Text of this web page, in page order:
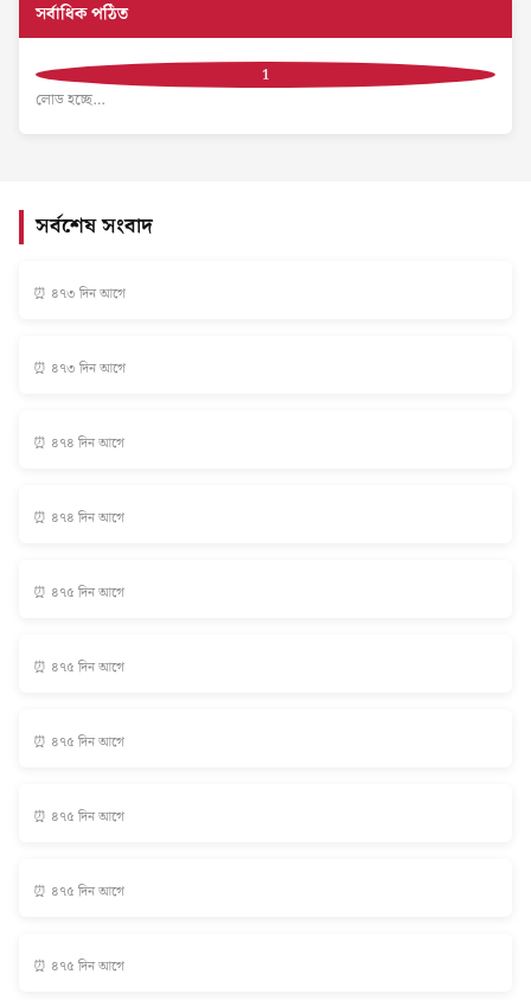
সর্বাধিক পঠিত
লোড হচ্ছে…
সর্বশেষ সংবাদ
⏰ ৪৭৩ দিন আগে
⏰ ৪৭৩ দিন আগে
⏰ ৪৭৪ দিন আগে
⏰ ৪৭৪ দিন আগে
⏰ ৪৭৫ দিন আগে
⏰ ৪৭৫ দিন আগে
⏰ ৪৭৫ দিন আগে
⏰ ৪৭৫ দিন আগে
⏰ ৪৭৫ দিন আগে
⏰ ৪৭৫ দিন আগে